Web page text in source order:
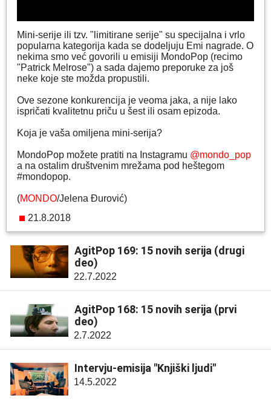
Mini-serije ili tzv. "limitirane serije" su specijalna i vrlo
popularna kategorija kada se dodeljuju Emi nagrade. O
nekima smo već govorili u emisiji MondoPop (recimo
"Patrick Melrose") a sada dajemo preporuke za još
neke koje ste možda propustili.
Ove sezone konkurencija je veoma jaka, a nije lako
ispričati kvalitetnu priču u šest ili osam epizoda.
Koja je vaša omiljena mini-serija?
MondoPop možete pratiti na Instagramu @mondo_pop
a na ostalim društvenim mrežama pod heštegom
#mondopop.
(MONDO/Jelena Đurović)
21.8.2018
AgitPop 169: 15 novih serija (drugi
deo)
22.7.2022
AgitPop 168: 15 novih serija (prvi
deo)
2.7.2022
Intervju-emisija "Knjiški ljudi"
14.5.2022